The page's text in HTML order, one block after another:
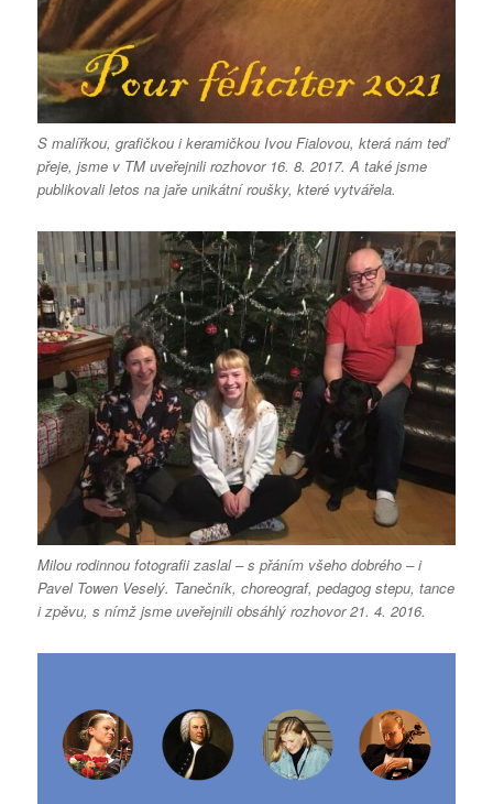
S malířkou, grafičkou i keramičkou Ivou Fialovou, která nám teď
přeje, jsme v TM uveřejnili rozhovor 16. 8. 2017. A také jsme
publikovali letos na jaře unikátní roušky, které vytvářela.
Milou rodinnou fotografii zaslal – s přáním všeho dobrého – i
Pavel Towen Veselý. Tanečník, choreograf, pedagog stepu, tance
i zpěvu, s nímž jsme uveřejnili obsáhlý rozhovor 21. 4. 2016.